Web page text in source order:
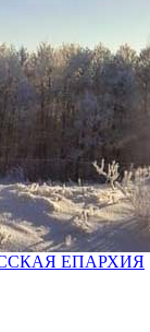
ЕПАРХИЯ